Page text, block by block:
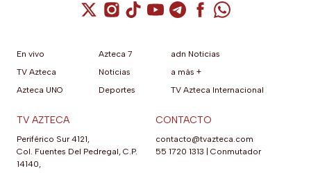
Cuenta de X / Twitter (se abre en una
Cuenta de Instagram (se abre en una
Cuenta de TikTok (se abre en
Cuenta de YouTube (se abre
Cuenta de Telegram (se
Cuenta de
Cuenta de
En vivo
TV Azteca
Azteca UNO
Azteca 7
Noticias
Deportes
adn Noticias
a más +
TV Azteca Internacional
TV AZTECA
Periférico Sur 4121,
Col. Fuentes Del Pedregal, C.P.
14140,
CONTACTO
contacto@tvazteca.com
55 1720 1313
Conmutador